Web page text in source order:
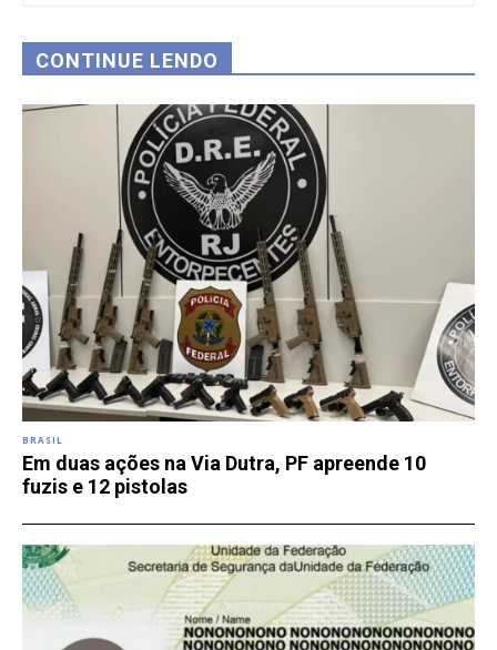
CONTINUE LENDO
BRASIL
Em duas ações na Via Dutra, PF apreende 10
fuzis e 12 pistolas